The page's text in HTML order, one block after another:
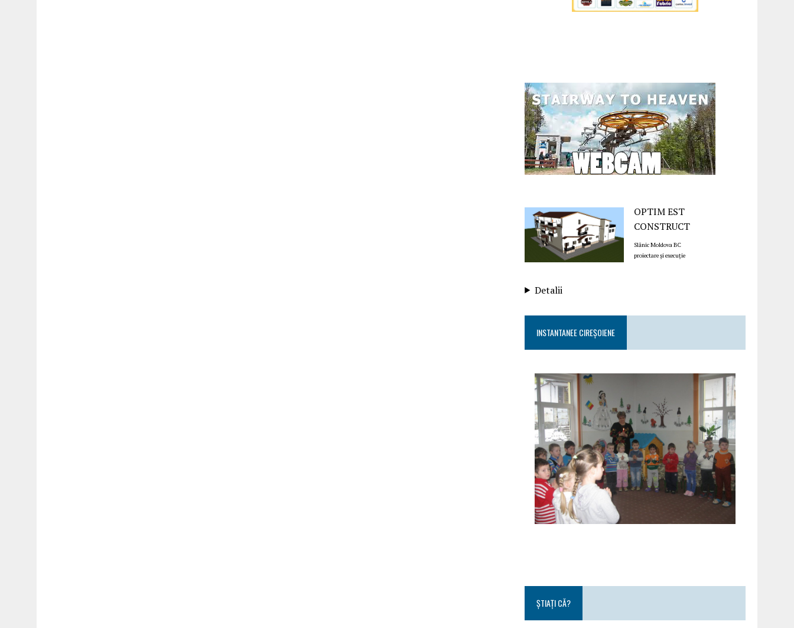
OPTIM EST
CONSTRUCT
Slănic Moldova BC
proiectare și execuție
Detalii
INSTANTANEE CIREȘOIENE
ȘTIAȚI CĂ?